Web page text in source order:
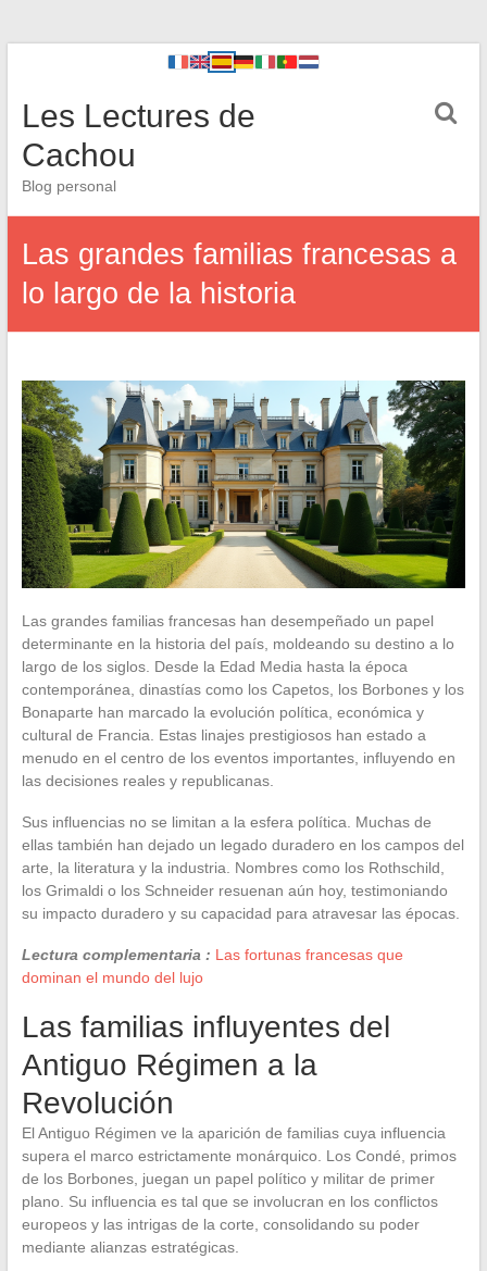
Les Lectures de
Cachou
Blog personal
Las grandes familias francesas a
lo largo de la historia
Las grandes familias francesas han desempeñado un papel
determinante en la historia del país, moldeando su destino a lo
largo de los siglos. Desde la Edad Media hasta la época
contemporánea, dinastías como los Capetos, los Borbones y los
Bonaparte han marcado la evolución política, económica y
cultural de Francia. Estas linajes prestigiosos han estado a
menudo en el centro de los eventos importantes, influyendo en
las decisiones reales y republicanas.
Sus influencias no se limitan a la esfera política. Muchas de
ellas también han dejado un legado duradero en los campos del
arte, la literatura y la industria. Nombres como los Rothschild,
los Grimaldi o los Schneider resuenan aún hoy, testimoniando
su impacto duradero y su capacidad para atravesar las épocas.
Lectura complementaria : Las fortunas francesas que
dominan el mundo del lujo
Las familias influyentes del
Antiguo Régimen a la
Revolución
El Antiguo Régimen ve la aparición de familias cuya influencia
supera el marco estrictamente monárquico. Los Condé, primos
de los Borbones, juegan un papel político y militar de primer
plano. Su influencia es tal que se involucran en los conflictos
europeos y las intrigas de la corte, consolidando su poder
mediante alianzas estratégicas.